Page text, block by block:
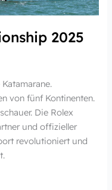
2025
von fünf Kontinenten.
Die Rolex
und offizieller
revolutioniert und